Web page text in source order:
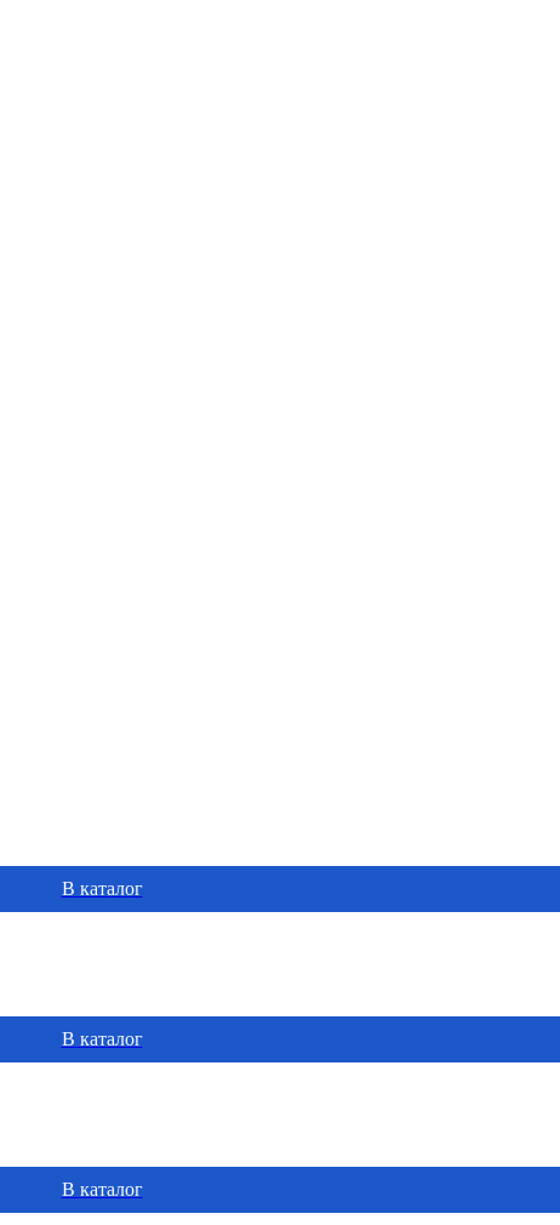
В каталог
В каталог
В каталог